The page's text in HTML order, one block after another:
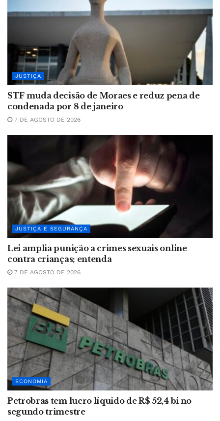
JUSTIÇA
STF muda decisão de Moraes e reduz pena de
condenada por 8 de janeiro
7 DE AGOSTO DE 2026
JUSTIÇA E SEGURANÇA
Lei amplia punição a crimes sexuais online
contra crianças; entenda
7 DE AGOSTO DE 2026
ECONOMIA
Petrobras tem lucro líquido de R$ 52,4 bi no
segundo trimestre